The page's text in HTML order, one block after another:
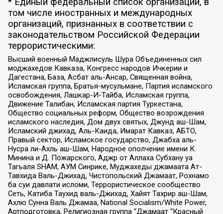
том числе иностранных и международных
организаций, признанных в соответствии с
законодательством Российской Федерации
террористическими:
Высший военный Маджлисуль Шура Объединенных сил
моджахедов Кавказа, Конгресс народов Ичкерии и
Дагестана, База, Асбат аль-Ансар, Священная война,
Исламская группа, Братья-мусульмане, Партия исламского
освобождения, Лашкар-И-Тайба, Исламская группа,
Движение Талибан, Исламская партия Туркестана,
Общество социальных реформ, Общество возрождения
исламского наследия, Дом двух святых, Джунд аш-Шам,
Исламский джихад, Аль-Каида, Имарат Кавказ, АБТО,
Правый сектор, Исламское государство, Джабха аль-
Нусра ли-Ахль аш-Шам, Народное ополчение имени К.
Минина и Д. Пожарского, Аджр от Аллаха Субхану уа
Тагьаля SHAM, АУМ Синрике, Муджахеды джамаата Ат-
Тавхида Валь-Джихад, Чистопольский Джамаат, Рохнамо
ба суи давлати исломи, Террористическое сообщество
Сеть, Катиба Таухид валь-Джихад, Хайят Тахрир аш-Шам,
Ахлю Сунна Валь Джамаа, National Socialism/White Power,
Артподготовка, Религиозная группа “Джамаат “Красный